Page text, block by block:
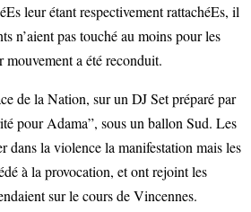
leur étant respectivement rattachéEs, il
n’aient pas touché au moins pour les
mouvement a été reconduit.
de la Nation, sur un DJ Set préparé par
pour Adama”, sous un ballon Sud. Les
dans la violence la manifestation mais les
à la provocation, et ont rejoint les
sur le cours de Vincennes.